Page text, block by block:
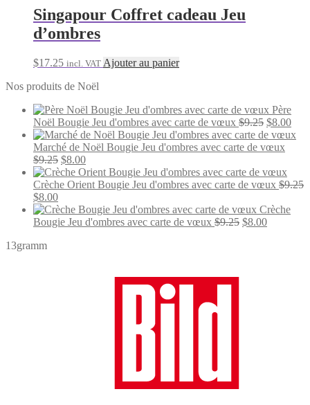
Singapour Coffret cadeau Jeu
d’ombres
$17.25 incl. VAT Ajouter au panier
Nos produits de Noël
Père
Noël Bougie Jeu d'ombres avec carte de vœux $9.25 Le
prix
initial
$9.25.
$8.00Le
prix
Marché de Noël Bougie Jeu d'ombres avec carte de vœux
$9.25 Le
prix
initial
$9.25.
$8.00Le
prix
actuel
$8.00.
Crèche Orient Bougie Jeu d'ombres avec carte de vœux $9.25
Le
prix
initial
$9.25.
$8.00Le
prix
actuel
Crèche
Bougie Jeu d'ombres avec carte de vœux $9.25 Le
$8.00Le
13gramm